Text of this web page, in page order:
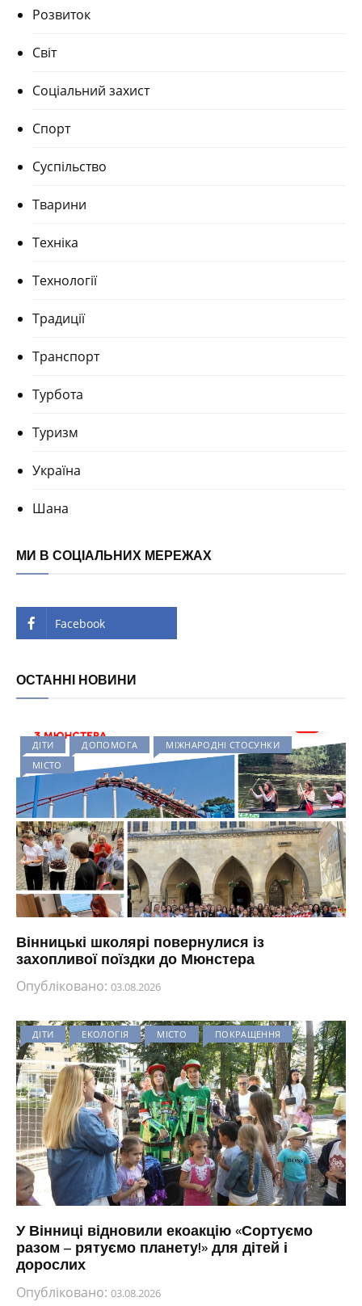
Розвиток
Світ
Соціальний захист
Спорт
Суспільство
Тварини
Техніка
Технології
Традиції
Транспорт
Турбота
Туризм
Україна
Шана
МИ В СОЦІАЛЬНИХ МЕРЕЖАХ
Facebook
ОСТАННІ НОВИНИ
ДІТИ ДОПОМОГА
МІЖНАРОДНІ СТОСУНКИ
МІСТО
Вінницькі школярі повернулися із
захопливої поїздки до Мюнстера
Опубліковано: 03.08.2026
ДІТИ ЕКОЛОГІЯ МІСТО ПОКРАЩЕННЯ
У Вінниці відновили екоакцію «Сортуємо
разом – рятуємо планету!» для дітей і
дорослих
Опубліковано: 03.08.2026